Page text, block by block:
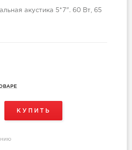
акустика 5*7". 60 Вт, 65
КУПИТЬ